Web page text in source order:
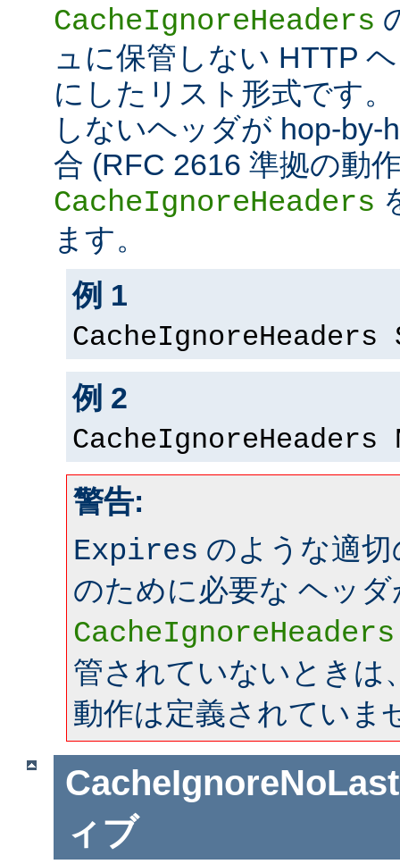
CacheIgnoreHeaders
ュに保管しない HTTP
にしたリスト形式です
しないヘッダが hop-by-
合 (RFC 2616 準拠の動
CacheIgnoreHeaders
ます。
例 1
CacheIgnoreHeaders
例 2
CacheIgnoreHeaders
警告:
Expires のような適
のために必要な ヘッダ
CacheIgnoreHeaders
管されていないときは
動作は定義されていま
ィブ